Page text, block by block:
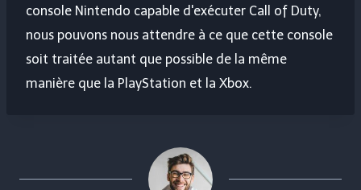
console Nintendo capable d'exécuter Call of Duty,
nous pouvons nous attendre à ce que cette console
soit traitée autant que possible de la même
manière que la PlayStation et la Xbox.